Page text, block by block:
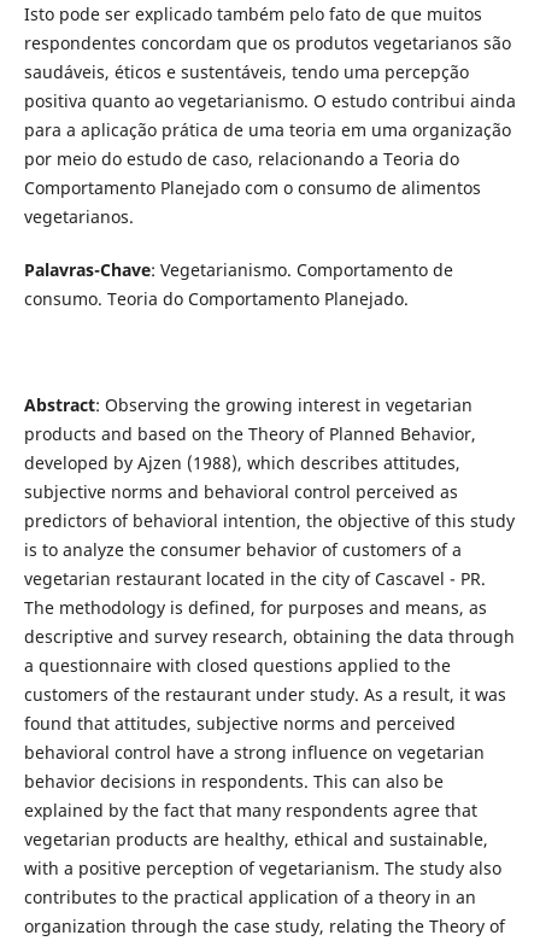
Isto pode ser explicado também pelo fato de que muitos
respondentes concordam que os produtos vegetarianos são
saudáveis, éticos e sustentáveis, tendo uma percepção
positiva quanto ao vegetarianismo. O estudo contribui ainda
para a aplicação prática de uma teoria em uma organização
por meio do estudo de caso, relacionando a Teoria do
Comportamento Planejado com o consumo de alimentos
vegetarianos.
Palavras-Chave: Vegetarianismo. Comportamento de
consumo. Teoria do Comportamento Planejado.
Abstract: Observing the growing interest in vegetarian
products and based on the Theory of Planned Behavior,
developed by Ajzen (1988), which describes attitudes,
subjective norms and behavioral control perceived as
predictors of behavioral intention, the objective of this study
is to analyze the consumer behavior of customers of a
vegetarian restaurant located in the city of Cascavel - PR.
The methodology is defined, for purposes and means, as
descriptive and survey research, obtaining the data through
a questionnaire with closed questions applied to the
customers of the restaurant under study. As a result, it was
found that attitudes, subjective norms and perceived
behavioral control have a strong influence on vegetarian
behavior decisions in respondents. This can also be
explained by the fact that many respondents agree that
vegetarian products are healthy, ethical and sustainable,
with a positive perception of vegetarianism. The study also
contributes to the practical application of a theory in an
organization through the case study, relating the Theory of